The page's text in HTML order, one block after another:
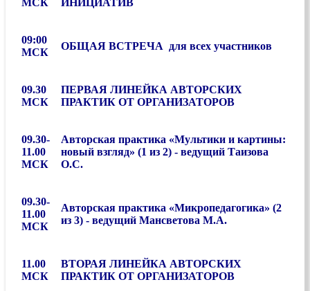
МСК
ИНИЦИАТИВ
09:00
МСК
ОБЩАЯ ВСТРЕЧА для всех участников
09.30
МСК
ПЕРВАЯ ЛИНЕЙКА АВТОРСКИХ
ПРАКТИК ОТ ОРГАНИЗАТОРОВ
09.30-
11.00
МСК
Авторская практика «Мультики и картины:
новый взгляд» (1 из 2) - ведущий Таизова
О.С.
09.30-
11.00
МСК
Авторская практика «Микропедагогика» (2
из 3) - ведущий Мансветова М.А.
11.00
МСК
ВТОРАЯ ЛИНЕЙКА АВТОРСКИХ
ПРАКТИК ОТ ОРГАНИЗАТОРОВ